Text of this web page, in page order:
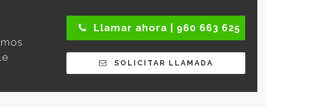
Llamar ahora | 960 663 625
SOLICITAR LLAMADA